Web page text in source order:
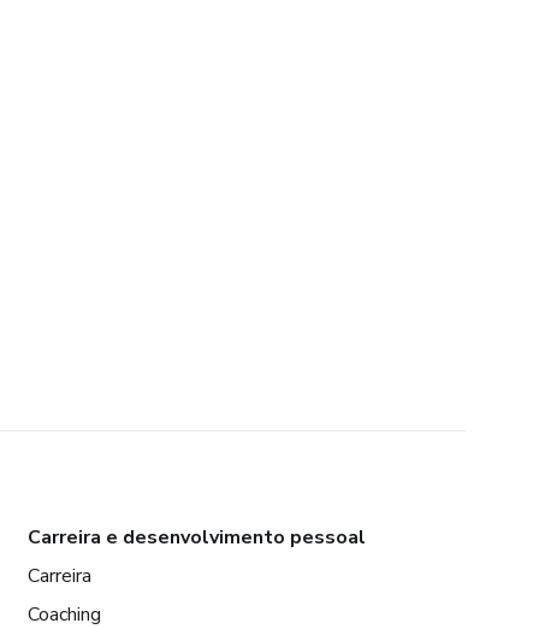
Carreira e desenvolvimento pessoal
Carreira
Coaching